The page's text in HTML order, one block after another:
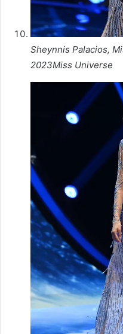
Sheynnis Palacios,
2023Miss Universe